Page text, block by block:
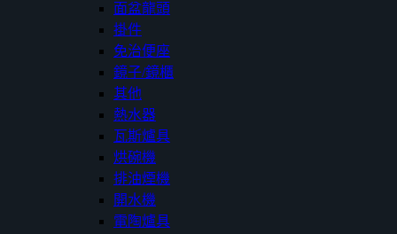
面盆龍頭
掛件
免治便座
鏡子/鏡櫃
其他
熱水器
瓦斯爐具
烘碗機
排油煙機
開水機
電陶爐具